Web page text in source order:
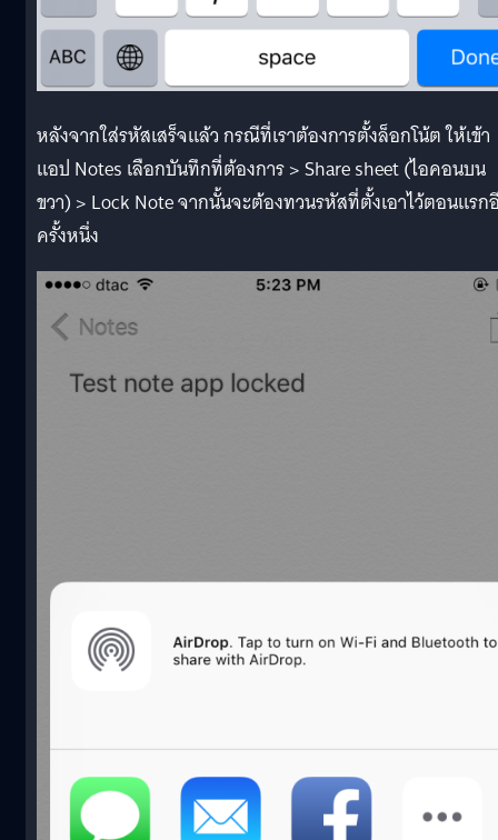
หลังจากใส่รหัสเสร็จแล้ว กรณีที่เราต้องการตั้งล็อกโน้ต ให้เข้า
แอป Notes เลือกบันทึกที่ต้องการ > Share sheet (ไอคอนบน
ขวา) > Lock Note จากนั้นจะต้องทวนรหัสที่ตั้งเอาไว้ตอนแรก
ครั้งหนึ่ง